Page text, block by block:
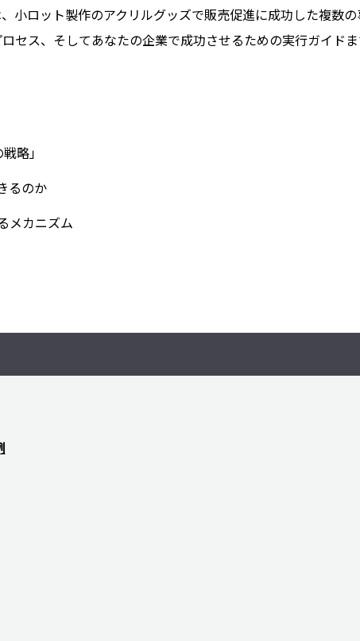
小ロット製作のアクリルグッズで販売促進に成功した複数
ス、そしてあなたの企業で成功させるための実行ガイドま
略」
るのか
メカニズム